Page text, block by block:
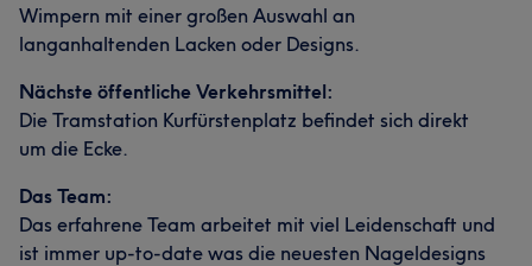
Wimpern mit einer großen Auswahl an
langanhaltenden Lacken oder Designs.
Nächste öffentliche Verkehrsmittel:
Die Tramstation Kurfürstenplatz befindet sich direkt
um die Ecke.
Das Team:
Das erfahrene Team arbeitet mit viel Leidenschaft und
ist immer up-to-date was die neuesten Nageldesigns